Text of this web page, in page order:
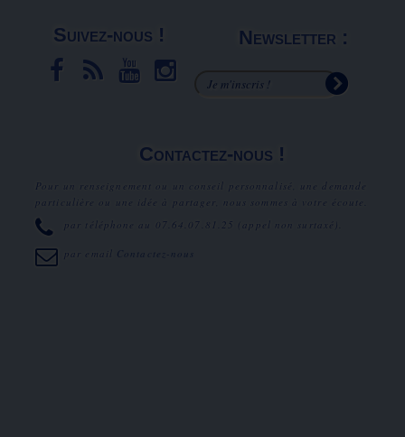
Suivez-nous ! Newsletter :
Contactez-nous !
Pour un renseignement ou un conseil personnalisé, une demande
particulière ou une idée à partager, nous sommes à votre écoute.
par téléphone au
07.64.07.81.25 (appel non surtaxé).
par email Contactez-nous